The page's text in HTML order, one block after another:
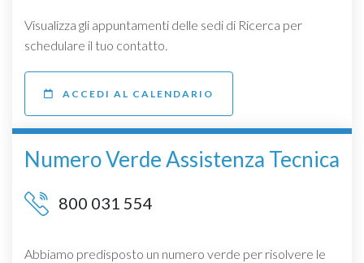
Visualizza gli appuntamenti delle sedi di Ricerca per
schedulare il tuo contatto.
ACCEDI AL CALENDARIO
Numero Verde Assistenza Tecnica
800 031 554
Abbiamo predisposto un numero verde per risolvere le